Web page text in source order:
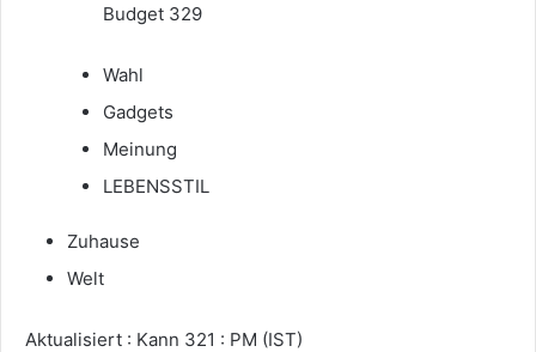
Budget 329
Wahl
Gadgets
Meinung
LEBENSSTIL
Zuhause
Welt
Aktualisiert : Kann 321 : PM (IST)